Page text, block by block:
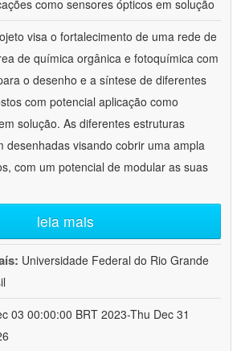
como sensores ópticos em solução
visa o fortalecimento de uma rede de
de química orgânica e fotoquímica com
o desenho e a síntese de diferentes
com potencial aplicação como
solução. As diferentes estruturas
desenhadas visando cobrir uma ampla
com um potencial de modular as suas
leia mais
Universidade Federal do Rio Grande
03 00:00:00 BRT 2023-Thu Dec 31